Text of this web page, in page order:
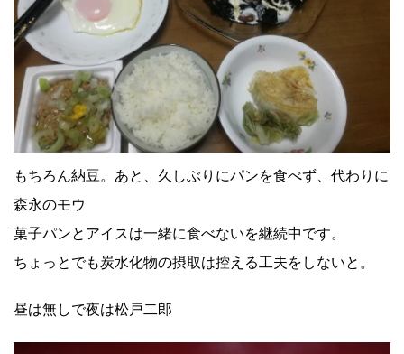
もちろん納豆。あと、久しぶりにパンを食べず、代わりに
森永のモウ
菓子パンとアイスは一緒に食べないを継続中です。
ちょっとでも炭水化物の摂取は控える工夫をしないと。
昼は無しで夜は松戸二郎